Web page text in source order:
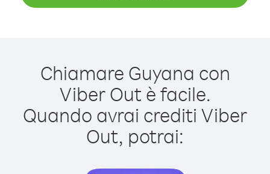
Chiamare Guyana con
Viber Out è facile.
Quando avrai crediti Viber
Out, potrai: